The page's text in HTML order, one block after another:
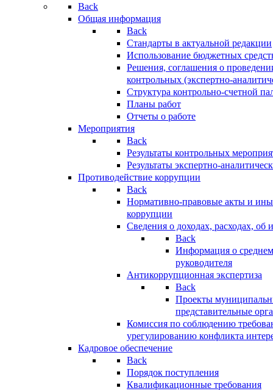
Back
Общая информация
Back
Стандарты в актуальной редакции
Использование бюджетных
Решения, соглашения о
контрольных (экспертно-
Структура контрольно-счетной
Планы работ
Отчеты о работе
Мероприятия
Back
Результаты контрольных
Результаты экспертно-
Противодействие коррупции
Back
Нормативно-правовые акты и
коррупции
Сведения о доходах, расходах, об
Back
Информация о
руководителя
Антикоррупционная экспертиза
Back
Проекты
представительные
Комиссия по соблюдению
урегулированию конфликта
Кадровое обеспечение
Back
Порядок поступления
Квалификационные требования